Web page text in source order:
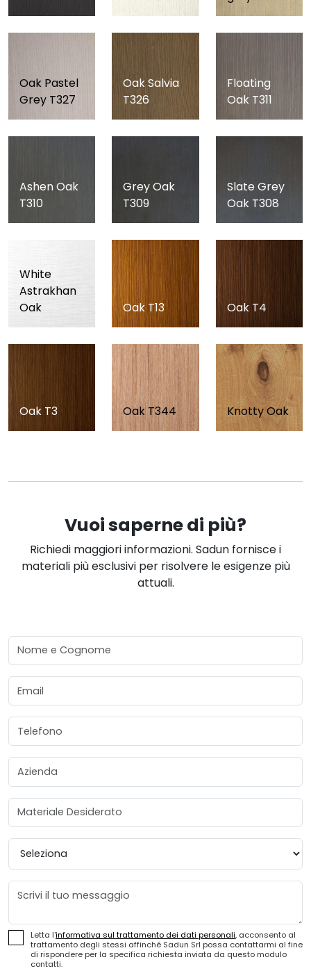
Oak Pastel
Grey T327
Oak Salvia
T326
Floating
Oak T311
Ashen Oak
T310
Grey Oak
T309
Slate Grey
Oak T308
White
Astrakhan
Oak
Oak T13 Oak T4
Oak T3 Oak T344 Knotty Oak
Vuoi saperne di più?
Richiedi maggiori informazioni. Sadun fornisce i
materiali più esclusivi per risolvere le esigenze più
attuali.
Nome e Cognome
Email
Telefono
Azienda
Materiale Desiderato
Provincia
Messaggio
Letta l'informativa sul trattamento dei dati personali, acconsento al
trattamento degli stessi affinché Sadun Srl possa contattarmi al fine
di rispondere per la specifica richiesta inviata da questo modulo
contatti.